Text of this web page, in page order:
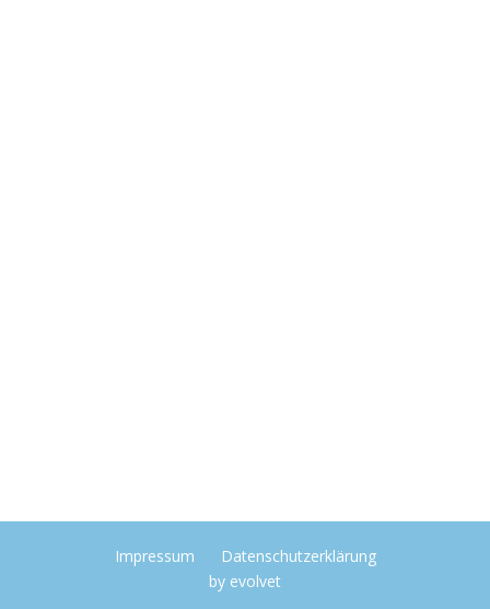
Impressum
Datenschutzerklärung
by evolvet